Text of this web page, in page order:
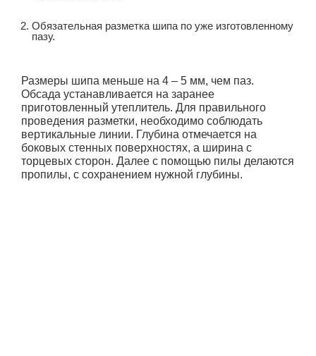
Обязательная разметка шипа по уже изготовленному
пазу.
Размеры шипа меньше на 4 – 5 мм, чем паз.
Обсада устанавливается на заранее
приготовленный утеплитель. Для правильного
проведения разметки, необходимо соблюдать
вертикальные линии. Глубина отмечается на
боковых стенных поверхностях, а ширина с
торцевых сторон. Далее с помощью пилы делаются
пропилы, с сохранением нужной глубины.